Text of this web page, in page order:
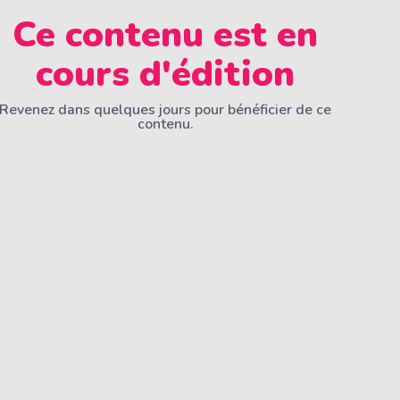
Ce contenu est en
cours d'édition
Revenez dans quelques jours pour bénéficier de ce
contenu.